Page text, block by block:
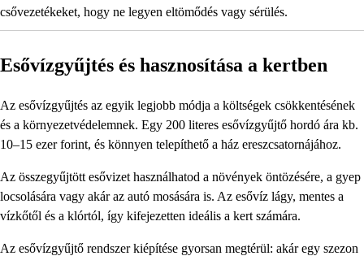
csővezetékeket, hogy ne legyen eltömődés vagy sérülés.
Esővízgyűjtés és hasznosítása a kertben
Az esővízgyűjtés az egyik legjobb módja a költségek csökkentésének
és a környezetvédelemnek. Egy 200 literes esővízgyűjtő hordó ára kb.
10–15 ezer forint, és könnyen telepíthető a ház ereszcsatornájához.
Az összegyűjtött esővizet használhatod a növények öntözésére, a gyep
locsolására vagy akár az autó mosására is. Az esővíz lágy, mentes a
vízkőtől és a klórtól, így kifejezetten ideális a kert számára.
Az esővízgyűjtő rendszer kiépítése gyorsan megtérül: akár egy szezon